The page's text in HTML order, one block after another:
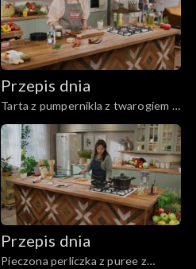
Przepis dnia
Tarta z pumpernikla z twarogiem i
wędzoną rybą
Przepis dnia
Pieczona perliczka z puree z